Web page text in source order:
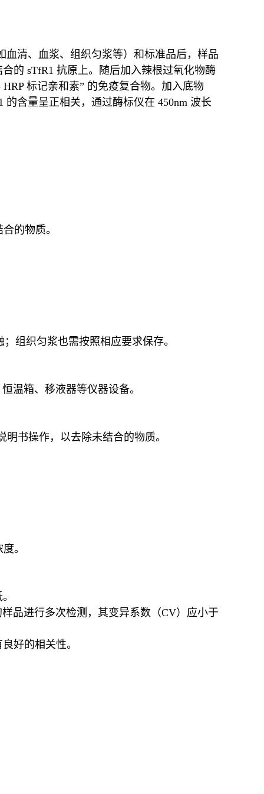
清、血浆、组织匀浆等）和标准品后，样品
的 sTfR1 抗原上。随后加入辣根过氧化物酶
标记亲和素” 的免疫复合物。加入底物
含量呈正相关，通过酶标仪在 450nm 波长
的物质。
组织匀浆也需按照相应要求保存。
温箱、移液器等仪器设备。
书操作，以去除未结合的物质。
。
品进行多次检测，其变异系数（CV）应小于
好的相关性。